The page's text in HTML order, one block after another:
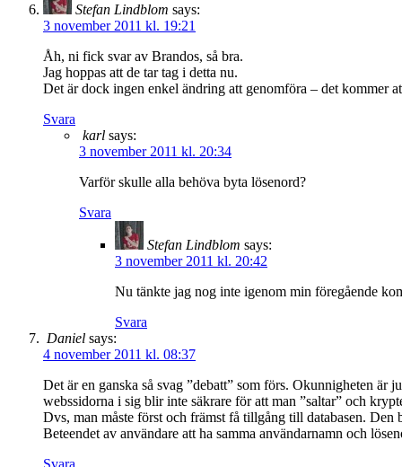
Stefan Lindblom says:
3 november 2011 kl. 19:21
Åh, ni fick svar av Brandos, så bra.
Jag hoppas att de tar tag i detta nu.
Det är dock ingen enkel ändring att genomföra – det kommer
Svara
karl says:
3 november 2011 kl. 20:34
Varför skulle alla behöva byta lösenord?
Svara
Stefan Lindblom says:
3 november 2011 kl. 20:42
Nu tänkte jag nog inte igenom min föregående
Svara
Daniel says:
4 november 2011 kl. 08:37
Det är en ganska så svag ”debatt” som förs. Okunnigheten är
webssidorna i sig blir inte säkrare för att man ”saltar” och
Dvs, man måste först och främst få tillgång till databasen. Den
Beteendet av användare att ha samma användarnamn och
Svara